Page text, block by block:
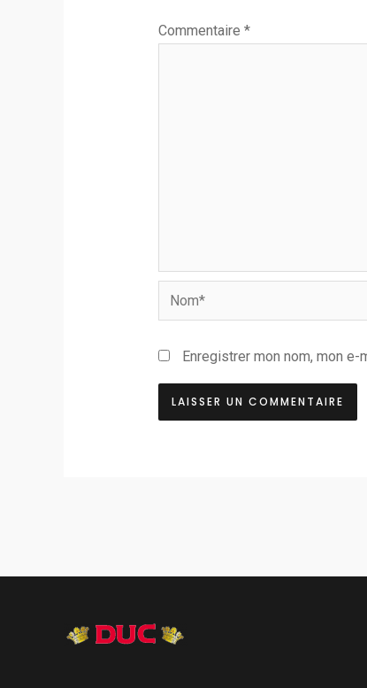
Commentaire *
Nom*
Enregistrer mon nom, mon